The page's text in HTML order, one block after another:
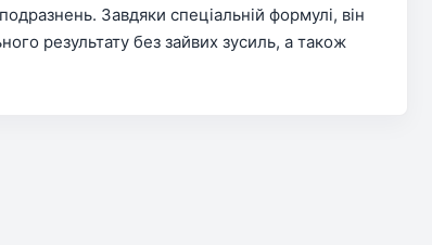
Завдяки спеціальній формулі, він
результату без зайвих зусиль, а також